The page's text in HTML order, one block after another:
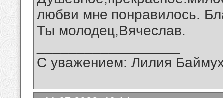
любви мне понравилось.
Ты молодец,Вячеслав.
С уважением: Лилия